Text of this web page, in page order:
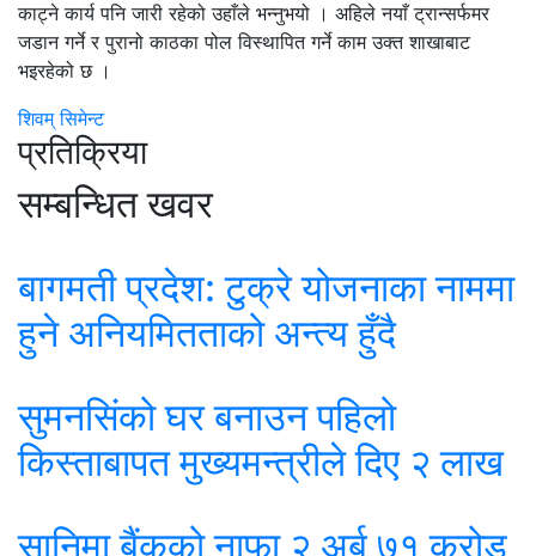
काट्ने कार्य पनि जारी रहेको उहाँले भन्नुभयो । अहिले नयाँ ट्रान्सर्फमर
जडान गर्ने र पुरानो काठका पोल विस्थापित गर्ने काम उक्त शाखाबाट
भइरहेको छ ।
शिवम् सिमेन्ट
प्रतिक्रिया
सम्बन्धित खवर
बागमती प्रदेश: टुक्रे योजनाका नाममा
हुने अनियमितताको अन्त्य हुँदै
सुमनसिंको घर बनाउन पहिलो
किस्ताबापत मुख्यमन्त्रीले दिए २ लाख
सानिमा बैंकको नाफा २ अर्ब ७१ करोड